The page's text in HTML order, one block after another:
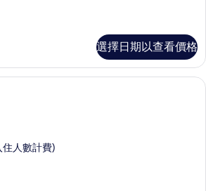
選擇日期以查看價格
套房 | 高級寢具、客房內保險箱、書
住人數計費)